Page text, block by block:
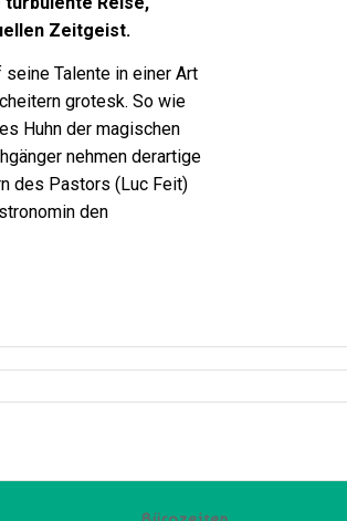
Zeitgeist.
Talente in einer Art
grotesk. So wie
Huhn der magischen
nehmen derartige
des Pastors (Luc Feit)
den